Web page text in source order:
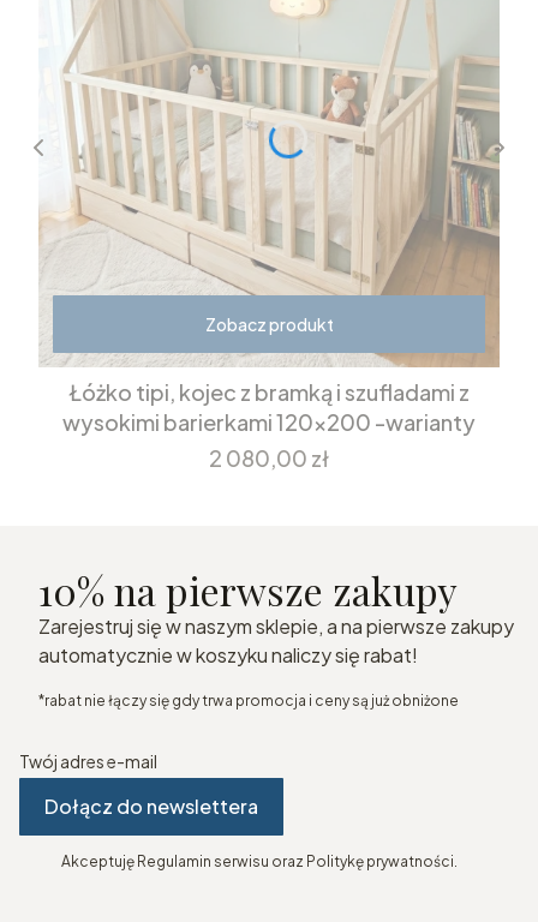
Zobacz produkt
Łóżko tipi, kojec z bramką i szufladami z
wysokimi barierkami 120x200 -warianty
Cena
2 080,00 zł
10% na pierwsze zakupy
Zarejestruj się w naszym sklepie, a na pierwsze zakupy
automatycznie w koszyku naliczy się rabat!
*rabat nie łączy się gdy trwa promocja i ceny są już obniżone
Twój adres e-mail
Dołącz do newslettera
Akceptuję Regulamin serwisu oraz Politykę prywatności.